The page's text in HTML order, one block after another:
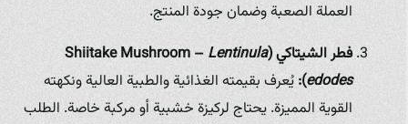
العملة الصعبة وضمان جودة المنتج.
فطر الشيتاكي (Shiitake Mushroom –Lentinula
edodes
):يُعرف بقيمته الغذائية والطبية العالية ونكهته
القوية المميزة. يحتاج لركيزة خشبية أو مركبة خاصة. الطلب